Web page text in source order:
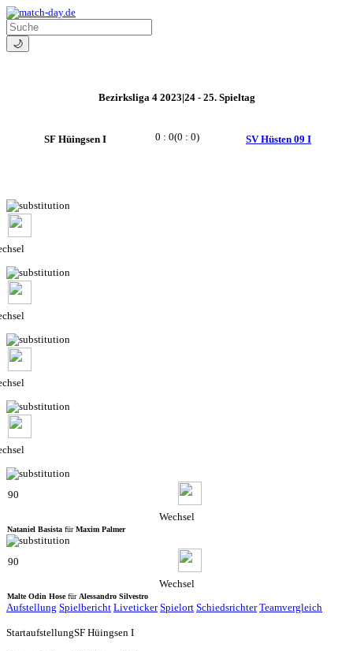
🌙
Bezirksliga 4 2023|24 - 25. Spieltag
SF Hüingsen I 0 : 0(0 : 0) SV Hüsten 09 I
90
Wechsel
Nataniel Basista fürMaxim Palmer
90
Wechsel
Malte Odin Hosefür Alessandro Silvestro
Aufstellung Spielbericht Liveticker Spielort Schiedsrichter Teamvergleich
StartaufstellungSF Hüingsen I